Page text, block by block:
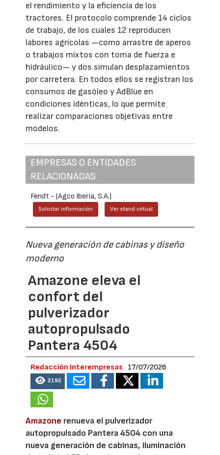
el rendimiento y la eficiencia de los
tractores. El protocolo comprende 14 ciclos
de trabajo, de los cuales 12 reproducen
labores agrícolas —como arrastre de aperos
o trabajos mixtos con toma de fuerza e
hidráulico— y dos simulan desplazamientos
por carretera. En todos ellos se registran los
consumos de gasóleo y AdBlue en
condiciones idénticas, lo que permite
realizar comparaciones objetivas entre
modelos.
EMPRESAS O ENTIDADES
RELACIONADAS
Fendt - (Agco Iberia, S.A.)
Solicitar información Ver stand virtual
Nueva generación de cabinas y diseño
moderno
Amazone eleva el
confort del
pulverizador
autopropulsado
Pantera 4504
Redacción Interempresas 17/07/2026
2192
Amazone renueva el pulverizador
autopropulsado Pantera 4504 con una
nueva generación de cabinas, iluminación